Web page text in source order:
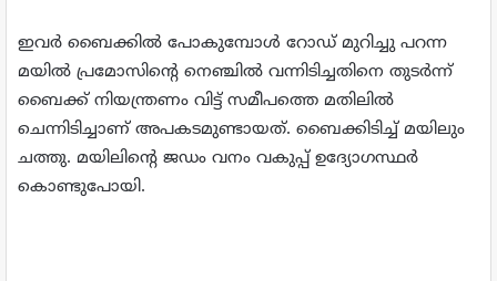
ഇവര്‍ ബൈക്കില്‍ പോകുമ്പോള്‍ റോഡ് മുറിച്ചു പറന്ന
മയില്‍ പ്രമോസിന്റെ നെഞ്ചില്‍ വന്നിടിച്ചതിനെ തുടര്‍ന്ന്
ബൈക്ക് നിയന്ത്രണം വിട്ട് സമീപത്തെ മതിലില്‍
ചെന്നിടിച്ചാണ് അപകടമുണ്ടായത്. ബൈക്കിടിച്ച് മയിലും
ചത്തു. മയിലിന്റെ ജഡം വനം വകുപ്പ് ഉദ്യോഗസ്ഥര്‍
കൊണ്ടുപോയി.